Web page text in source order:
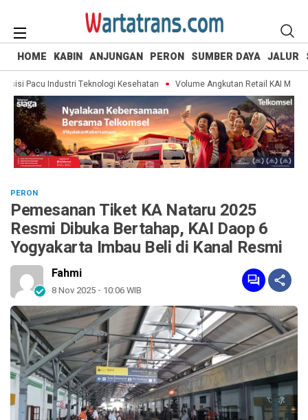
HOME KABIN ANJUNGAN PERON SUMBER DAYA JALUR
Pacu Industri Teknologi Kesehatan Volume Angkutan Retail KAI
PERON
Pemesanan Tiket KA Nataru 2025
Resmi Dibuka Bertahap, KAI Daop 6
Yogyakarta Imbau Beli di Kanal Resmi
Fahmi
8 Nov 2025 - 10:06 WIB